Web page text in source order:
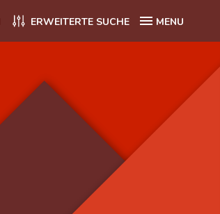
ERWEITERTE SUCHE MENU